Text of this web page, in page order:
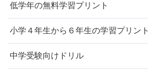
低学年の無料学習プリント
小学４年生から６年生の学習プリント
中学受験向けドリル